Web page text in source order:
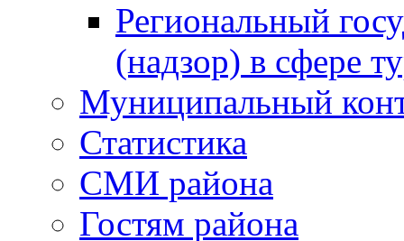
Региональный
(надзор) в сфере
Муниципальный
Статистика
СМИ района
Гостям района